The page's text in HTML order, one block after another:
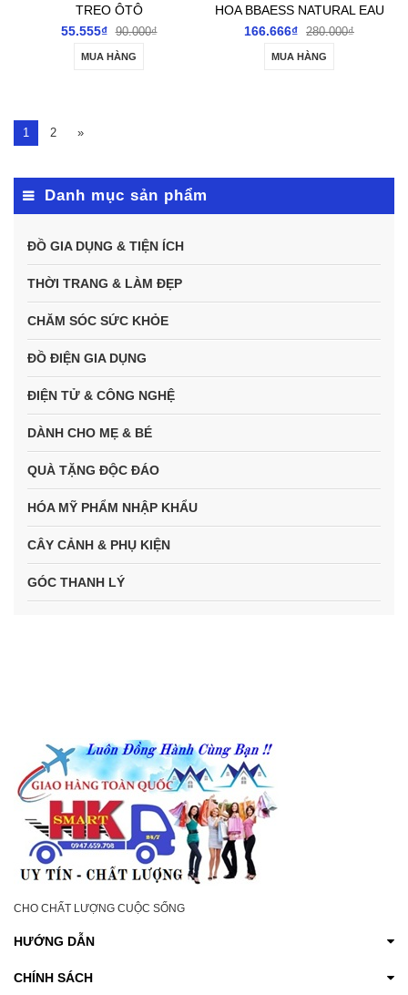
TREO ÔTÔ
55.555₫ 90.000₫
MUA HÀNG
HOA BBAESS NATURAL EAU
DE PARFUM
166.666₫ 280.000₫
MUA HÀNG
1 2 »
Danh mục sản phẩm
ĐỒ GIA DỤNG & TIỆN ÍCH
THỜI TRANG & LÀM ĐẸP
CHĂM SÓC SỨC KHỎE
ĐỒ ĐIỆN GIA DỤNG
ĐIỆN TỬ & CÔNG NGHỆ
DÀNH CHO MẸ & BÉ
QUÀ TẶNG ĐỘC ĐÁO
HÓA MỸ PHẨM NHẬP KHẨU
CÂY CẢNH & PHỤ KIỆN
GÓC THANH LÝ
CHO CHẤT LƯỢNG CUỘC SỐNG
HƯỚNG DẪN
CHÍNH SÁCH